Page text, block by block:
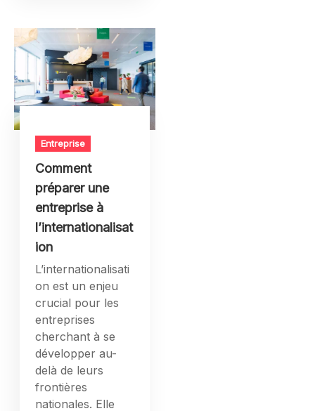
Entreprise
Comment
préparer une
entreprise à
l’internationalisat
ion
L’internationalisati
on est un enjeu
crucial pour les
entreprises
cherchant à se
développer au-
delà de leurs
frontières
nationales. Elle